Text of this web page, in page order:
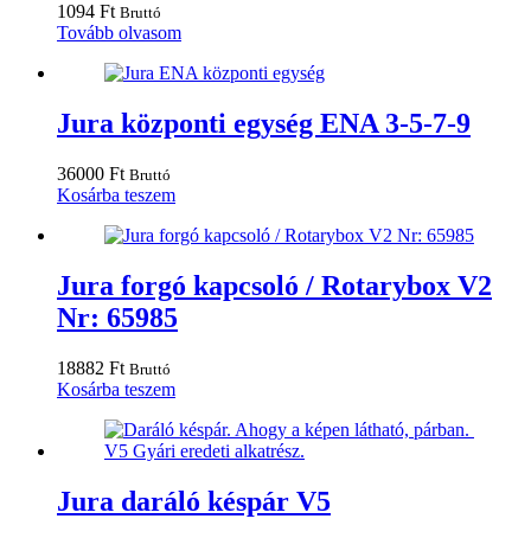
1094 Ft Bruttó
Tovább olvasom
Jura központi egység ENA 3-5-7-9
36000 Ft Bruttó
Kosárba teszem
Jura forgó kapcsoló / Rotarybox V2
Nr: 65985
18882 Ft Bruttó
Kosárba teszem
Jura daráló késpár V5